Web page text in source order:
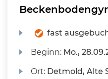
fast
Beginn: Mo.,
Ort: Detmold, Alte